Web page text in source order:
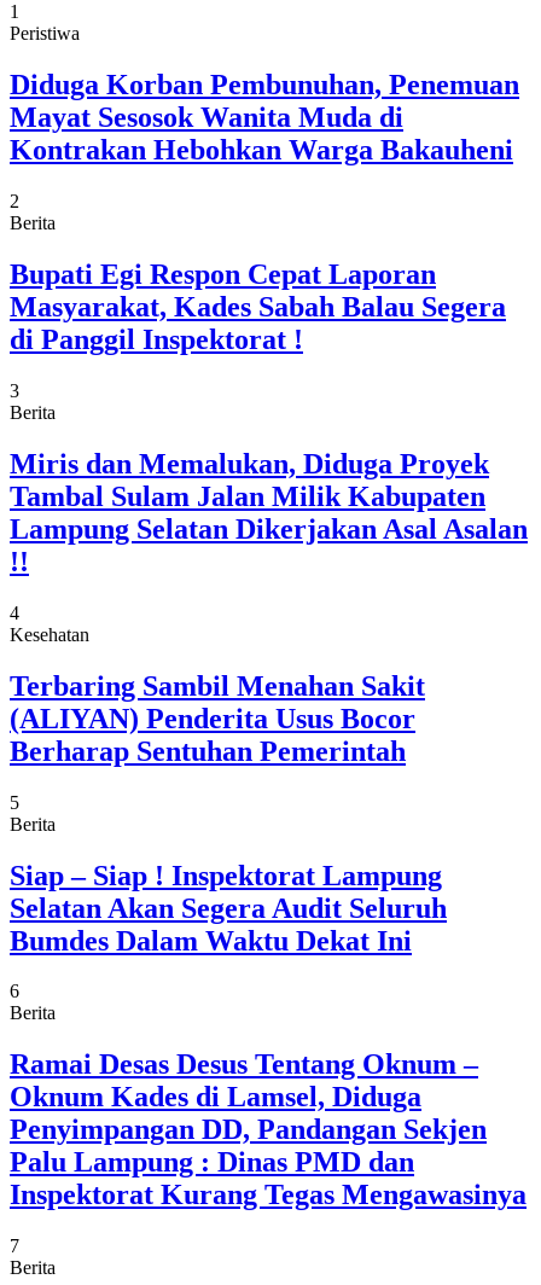
1
Peristiwa
Diduga Korban Pembunuhan, Penemuan
Mayat Sesosok Wanita Muda di
Kontrakan Hebohkan Warga Bakauheni
2
Berita
Bupati Egi Respon Cepat Laporan
Masyarakat, Kades Sabah Balau Segera
di Panggil Inspektorat !
3
Berita
Miris dan Memalukan, Diduga Proyek
Tambal Sulam Jalan Milik Kabupaten
Lampung Selatan Dikerjakan Asal Asalan
!!
4
Kesehatan
Terbaring Sambil Menahan Sakit
(ALIYAN) Penderita Usus Bocor
Berharap Sentuhan Pemerintah
5
Berita
Siap – Siap ! Inspektorat Lampung
Selatan Akan Segera Audit Seluruh
Bumdes Dalam Waktu Dekat Ini
6
Berita
Ramai Desas Desus Tentang Oknum –
Oknum Kades di Lamsel, Diduga
Penyimpangan DD, Pandangan Sekjen
Palu Lampung : Dinas PMD dan
Inspektorat Kurang Tegas Mengawasinya
7
Berita